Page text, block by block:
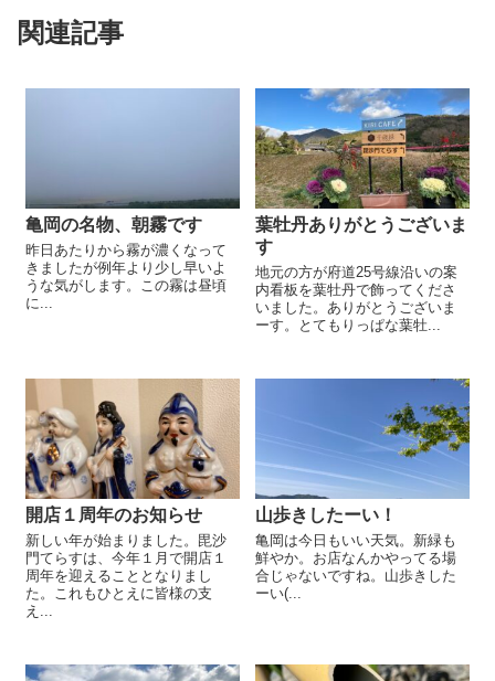
関連記事
亀岡の名物、朝霧です
昨日あたりから霧が濃くなって
きましたが例年より少し早いよ
うな気がします。この霧は昼頃
に...
葉牡丹ありがとうございま
す
地元の方が府道25号線沿いの案
内看板を葉牡丹で飾ってくださ
いました。ありがとうございま
ーす。とてもりっぱな葉牡...
開店１周年のお知らせ
新しい年が始まりました。毘沙
門てらすは、今年１月で開店１
周年を迎えることとなりまし
た。これもひとえに皆様の支
え...
山歩きしたーい！
亀岡は今日もいい天気。新緑も
鮮やか。お店なんかやってる場
合じゃないですね。山歩きした
ーい(...